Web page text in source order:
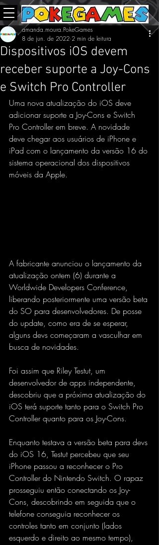
Dispositivos iOS devem
receber suporte a Joy-Cons
e Switch Pro Controller
amanda.moura.PokeGames
8 de jun. de 2022 2 min de leitura
Uma nova atualização do iOS deve
adicionar suporte a Joy-Cons e Switch
Pro Controller em breve. A novidade
deve chegar aos usuários de iPhone e
iPad com o lançamento da versão 16 do
sistema operacional dos dispositivos
móveis da Apple.
A fabricante anunciou o lançamento da
atualização ontem (6) durante a
Worldwide Developers Conference,
liberando posteriormente uma versão beta
do SO para desenvolvedores. De posse
do update, como era de se esperar,
alguns devs começaram a vasculhar em
busca de novidades.
Foi assim que Riley Testut, um
desenvolvedor de apps independente,
descobriu que a próxima atualização do
iOS terá suporte tanto para o Switch Pro
Controller quanto para os Joy-Cons.
Enquanto testava a versão beta para devs
do iOS 16, Testut percebeu que seu
iPhone passou a reconhecer o Pro
Controller do Nintendo Switch. O rapaz
prosseguiu então conectando os Joy-
Cons, descobrindo em seguida que o
telefone conseguia reconhecer os
controles tanto em conjunto (lados
esquerdo e direito ao mesmo tempo),